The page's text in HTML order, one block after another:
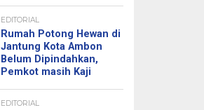
EDITORIAL
Rumah Potong Hewan di
Jantung Kota Ambon
Belum Dipindahkan,
Pemkot masih Kaji
EDITORIAL